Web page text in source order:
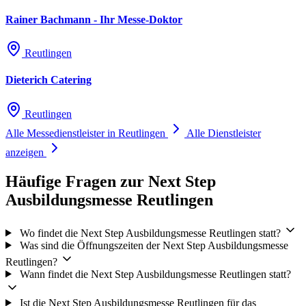
Rainer Bachmann - Ihr Messe-Doktor
Reutlingen
Dieterich Catering
Reutlingen
Alle Messedienstleister in Reutlingen
Alle Dienstleister
anzeigen
Häufige Fragen zur Next Step
Ausbildungsmesse Reutlingen
Wo findet die Next Step Ausbildungsmesse Reutlingen statt?
Was sind die Öffnungszeiten der Next Step Ausbildungsmesse
Reutlingen?
Wann findet die Next Step Ausbildungsmesse Reutlingen statt?
Ist die Next Step Ausbildungsmesse Reutlingen für das